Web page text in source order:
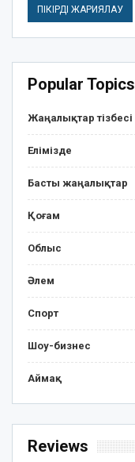
Popular Topics
Жаңалықтар тізбесі
Елімізде
Басты жаңалықтар
Қоғам
Облыс
Әлем
Спорт
Шоу-бизнес
Аймақ
Reviews